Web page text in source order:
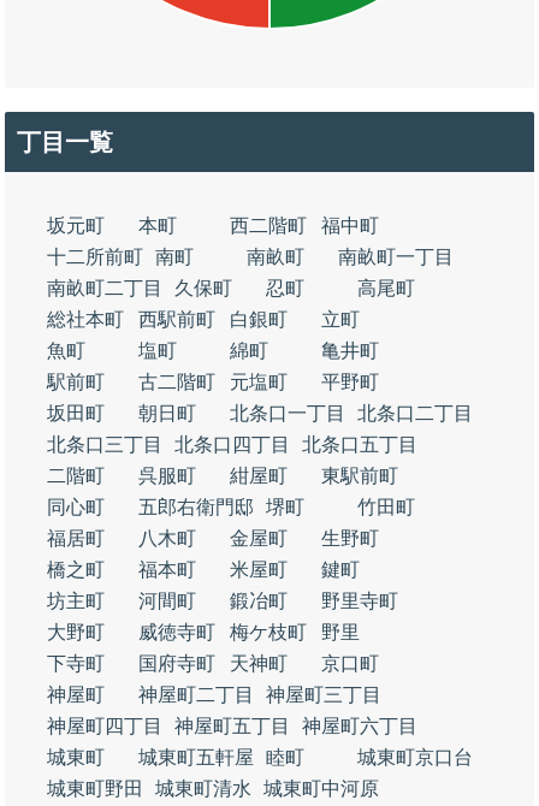
丁目一覧
坂元町 本町 西二階町
福中町
十二所前町 南町 南畝町
南畝町一丁目
南畝町二丁目
久保町 忍町
高尾町
総社本町
西駅前町 白銀町
立町
魚町
塩町 綿町
亀井町
駅前町
古二階町 元塩町
平野町
坂田町
朝日町 北条口一丁目
北条口二丁目
北条口三丁目
北条口四丁目
北条口五丁目
二階町
呉服町 紺屋町
東駅前町
同心町
五郎右衛門邸 堺町
竹田町
福居町
八木町 金屋町
生野町
橋之町
福本町 米屋町
鍵町
坊主町
河間町 鍛冶町
野里寺町
大野町
威徳寺町 梅ケ枝町
野里
下寺町
国府寺町 天神町
京口町
神屋町
神屋町二丁目
神屋町三丁目
神屋町四丁目
神屋町五丁目
神屋町六丁目
城東町
城東町五軒屋 睦町
城東町京口台
城東町野田
城東町清水 城東町中河原